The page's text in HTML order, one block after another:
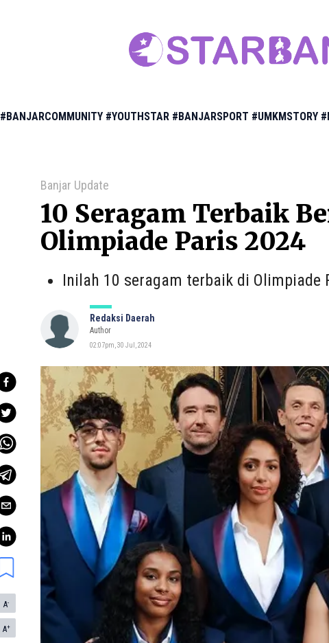
#BANJARCOMMUNITY #YOUTHSTAR #BANJARSPORT #UMKMSTORY
Banjar Update
10 Seragam Terbaik
Olimpiade Paris 2024
Inilah 10 seragam terbaik di Olimpiade
Redaksi Daerah
Author
02:07pm, 30 Jul, 2024
A-
A+